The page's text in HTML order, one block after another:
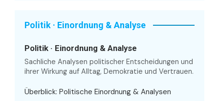
Politik · Einordnung & Analyse
Politik · Einordnung & Analyse
Sachliche Analysen politischer Entscheidungen und
ihrer Wirkung auf Alltag, Demokratie und Vertrauen.
Überblick: Politische Einordnung & Analysen